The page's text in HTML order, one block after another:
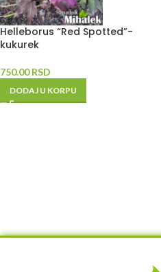
Helleborus “Red Spotted”-
kukurek
750.00RSD
DODAJ U KORPU